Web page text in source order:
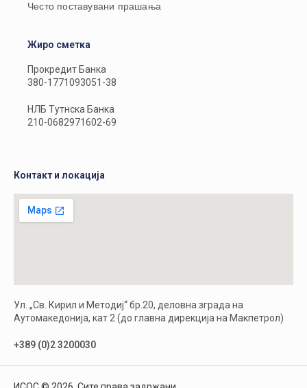
Често поставувани прашања
Жиро сметка
Прокредит Банка
380-1771093051-38
НЛБ Тутнска Банка
210-0682971602-69
Контакт и локација
Ул. „Св. Кирил и Методиј“ бр.20, деловна зграда на
Аутомакедонија, кат 2 (до главна дирекција на Макпетрол)
+389 (0)2 3200030